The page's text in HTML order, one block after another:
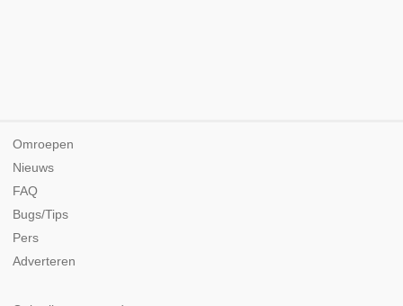
Omroepen
Nieuws
FAQ
Bugs/Tips
Pers
Adverteren